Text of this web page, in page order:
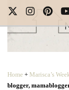
Home + Marisca’s
blogger,